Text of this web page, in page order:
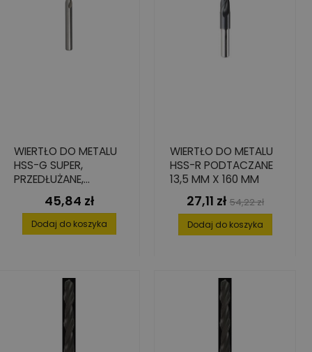
WIERTŁO DO METALU
HSS-G SUPER,
PRZEDŁUŻANE,
13X134/205
Cena
45,84 zł
Dodaj do koszyka
WIERTŁO DO METALU
HSS-R PODTACZANE
13,5 MM X 160 MM
Cena
27,11 zł Cena
podstawowa
54,22 zł
Dodaj do koszyka